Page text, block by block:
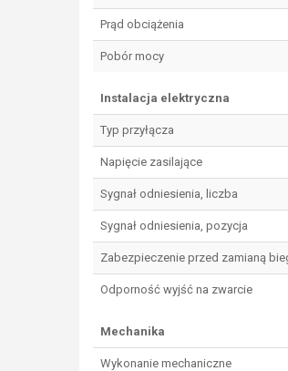
Prąd obciążenia
Pobór mocy
Instalacja elektryczna
Typ przyłącza
Napięcie zasilające
Sygnał odniesienia, liczba
Sygnał odniesienia, pozycja
Zabezpieczenie przed zamianą
Odporność wyjść na zwarcie
Mechanika
Wykonanie mechaniczne